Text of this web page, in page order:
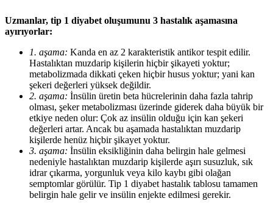
Uzmanlar, tip 1 diyabet oluşumunu 3 hastalık aşamasına
ayırıyorlar:
1. aşama: Kanda en az 2 karakteristik antikor tespit edilir.
Hastalıktan muzdarip kişilerin hiçbir şikayeti yoktur;
metabolizmada dikkati çeken hiçbir husus yoktur; yani kan
şekeri değerleri yüksek değildir.
2. aşama: İnsülin üretin beta hücrelerinin daha fazla tahrip
olması, şeker metabolizması üzerinde giderek daha büyük bir
etkiye neden olur: Çok az insülin olduğu için kan şekeri
değerleri artar. Ancak bu aşamada hastalıktan muzdarip
kişilerde henüz hiçbir şikayet yoktur.
3. aşama: İnsülin eksikliğinin daha belirgin hale gelmesi
nedeniyle hastalıktan muzdarip kişilerde aşırı susuzluk, sık
idrar çıkarma, yorgunluk veya kilo kaybı gibi olağan
semptomlar görülür. Tip 1 diyabet hastalık tablosu tamamen
belirgin hale gelir ve insülin enjekte edilmesi gerekir.